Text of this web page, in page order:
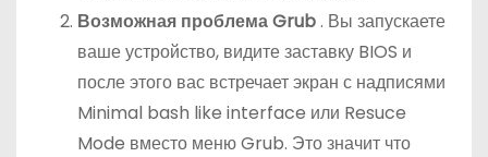
Возможная проблема Grub. Вы запускаете
ваше устройство, видите заставку BIOS и
после этого вас встречает экран с надписями
Minimal bash like interface или Resuce
Mode вместо меню Grub. Это значит что